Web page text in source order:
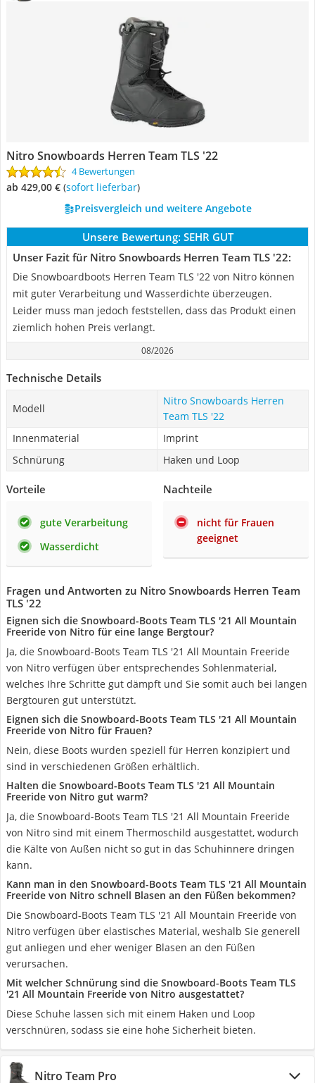
Nitro Snowboards Herren Team TLS '22
4 Bewertungen
ab 429,00 € ( Sofort lieferbar)
Preisvergleich und weitere Angebote
Unsere Bewertung: SEHR GUT
Unser Fazit für Nitro Snowboards Herren Team TLS '22:
Die Snowboardboots Herren Team TLS '22 von Nitro können
mit guter Verarbeitung und Wasserdichte überzeugen.
Leider muss man jedoch feststellen, dass das Produkt einen
ziemlich hohen Preis verlangt.
08/2026
Technische Details
Modell
Nitro Snowboards Herren
Team TLS '22
Innenmaterial
Imprint
Schnürung
Haken und Loop
Vorteile
gute Verarbeitung
Wasserdicht
Nachteile
nicht für Frauen
geeignet
Fragen und Antworten zu Nitro Snowboards Herren Team
TLS '22
Eignen sich die Snowboard-Boots Team TLS '21 All Mountain
Freeride von Nitro für eine lange Bergtour?
Ja, die Snowboard-Boots Team TLS '21 All Mountain Freeride
von Nitro verfügen über entsprechendes Sohlenmaterial,
welches Ihre Schritte gut dämpft und Sie somit auch bei langen
Bergtouren gut unterstützt.
Eignen sich die Snowboard-Boots Team TLS '21 All Mountain
Freeride von Nitro für Frauen?
Nein, diese Boots wurden speziell für Herren konzipiert und
sind in verschiedenen Größen erhältlich.
Halten die Snowboard-Boots Team TLS '21 All Mountain
Freeride von Nitro gut warm?
Ja, die Snowboard-Boots Team TLS '21 All Mountain Freeride
von Nitro sind mit einem Thermoschild ausgestattet, wodurch
die Kälte von Außen nicht so gut in das Schuhinnere dringen
kann.
Kann man in den Snowboard-Boots Team TLS '21 All Mountain
Freeride von Nitro schnell Blasen an den Füßen bekommen?
Die Snowboard-Boots Team TLS '21 All Mountain Freeride von
Nitro verfügen über elastisches Material, weshalb Sie generell
gut anliegen und eher weniger Blasen an den Füßen
verursachen.
Mit welcher Schnürung sind die Snowboard-Boots Team TLS
'21 All Mountain Freeride von Nitro ausgestattet?
Diese Schuhe lassen sich mit einem Haken und Loop
verschnüren, sodass sie eine hohe Sicherheit bieten.
Nitro Team Pro